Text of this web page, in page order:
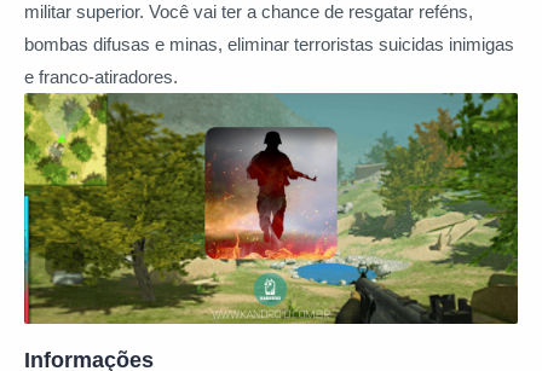
militar superior. Você vai ter a chance de resgatar reféns,
bombas difusas e minas, eliminar terroristas suicidas inimigas
e franco-atiradores.
Informações